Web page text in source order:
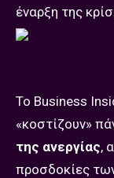
έναρξη της
Το Business
«κοστίζουν»
της ανεργίας,
προσδοκίες